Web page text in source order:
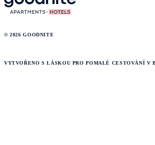
© 2026 GOODNITE
VYTVOŘENO S LÁSKOU PRO POMALÉ CESTOVÁNÍ V